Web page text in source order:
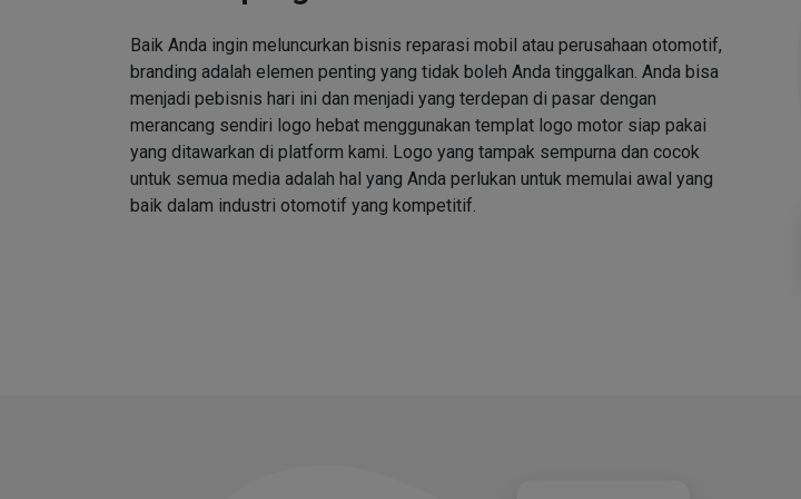
Baik Anda ingin meluncurkan bisnis reparasi mobil atau perusahaan otomotif,
branding adalah elemen penting yang tidak boleh Anda tinggalkan. Anda bisa
menjadi pebisnis hari ini dan menjadi yang terdepan di pasar dengan
merancang sendiri logo hebat menggunakan templat logo motor siap pakai
yang ditawarkan di platform kami. Logo yang tampak sempurna dan cocok
untuk semua media adalah hal yang Anda perlukan untuk memulai awal yang
baik dalam industri otomotif yang kompetitif.